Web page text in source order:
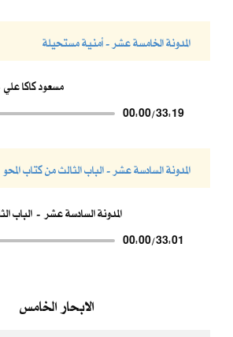
المدونة الخامسة عشر - أمنية مستحيلة
مسعود كاكا علي
00:00/33:19
المدونة السادسة عشر - الباب الثالث من كتاب المحو
الباب المدونة السادسة عشر
00:00/33:01
الابحار الخامس